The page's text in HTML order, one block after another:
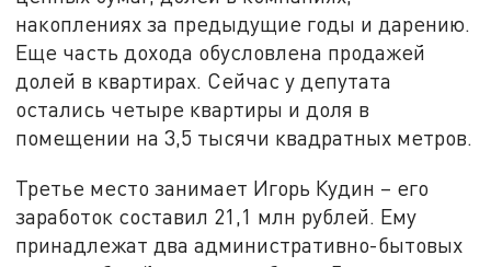
накоплениях за предыдущие годы и дарению.
Еще часть дохода обусловлена продажей
долей в квартирах. Сейчас у депутата
остались четыре квартиры и доля в
помещении на 3,5 тысячи квадратных метров.
Третье место занимает Игорь Кудин – его
заработок составил 21,1 млн рублей. Ему
принадлежат два административно-бытовых